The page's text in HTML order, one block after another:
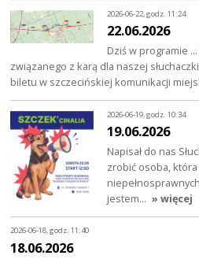
2026-06-22, godz. 11:24
22.06.2026
Dziś w programie
związanego z karą dla naszej
biletu w szczecińskiej komunikacji
2026-06-19, godz. 10:34
19.06.2026
Napisał do nas
zrobić osoba,
jestem… » więcej
2026-06-18, godz. 11:40
18.06.2026